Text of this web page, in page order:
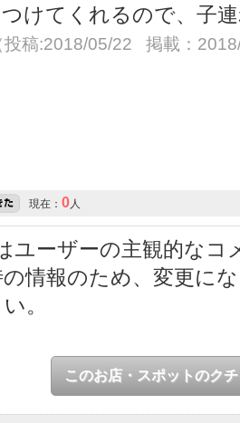
けてくれるので、子
投稿:2018/05/22 掲載：
現在： 0人
ユーザーの主観的なコ
情報のため、変更に
。
このお店・スポットのク